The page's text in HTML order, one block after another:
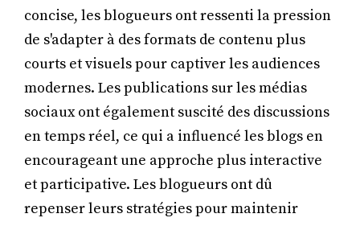
concise, les blogueurs ont ressenti la pression
de s'adapter à des formats de contenu plus
courts et visuels pour captiver les audiences
modernes. Les publications sur les médias
sociaux ont également suscité des discussions
en temps réel, ce qui a influencé les blogs en
encourageant une approche plus interactive
et participative. Les blogueurs ont dû
repenser leurs stratégies pour maintenir